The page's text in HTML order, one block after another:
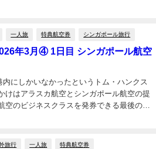
一人旅 特典航空券 シンガポール旅行
年3月④ 1日目 シンガポール航空
にしかいなかったというトム・ハンクス
のビジネスクラスを発券できる最後のチ
なら...
旅行 一人旅 特典航空券